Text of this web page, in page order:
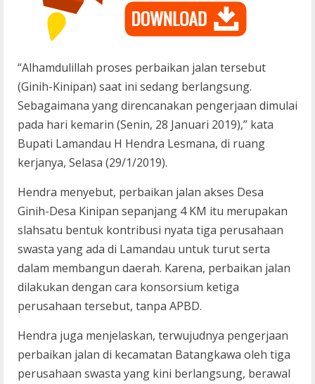
“Alhamdulillah proses perbaikan jalan tersebut
(Ginih-Kinipan) saat ini sedang berlangsung.
Sebagaimana yang direncanakan pengerjaan dimulai
pada hari kemarin (Senin, 28 Januari 2019),” kata
Bupati Lamandau H Hendra Lesmana, di ruang
kerjanya, Selasa (29/1/2019).
Hendra menyebut, perbaikan jalan akses Desa
Ginih-Desa Kinipan sepanjang 4 KM itu merupakan
slahsatu bentuk kontribusi nyata tiga perusahaan
swasta yang ada di Lamandau untuk turut serta
dalam membangun daerah. Karena, perbaikan jalan
dilakukan dengan cara konsorsium ketiga
perusahaan tersebut, tanpa APBD.
Hendra juga menjelaskan, terwujudnya pengerjaan
perbaikan jalan di kecamatan Batangkawa oleh tiga
perusahaan swasta yang kini berlangsung, berawal